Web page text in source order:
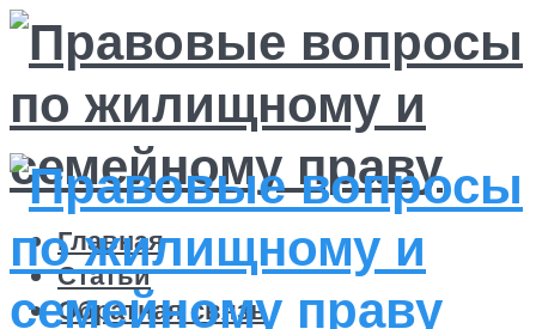
Главная
Статьи
Обратная связь